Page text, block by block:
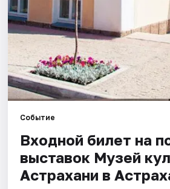
Событие
Входной билет на
выставок Музей
Астрахани в